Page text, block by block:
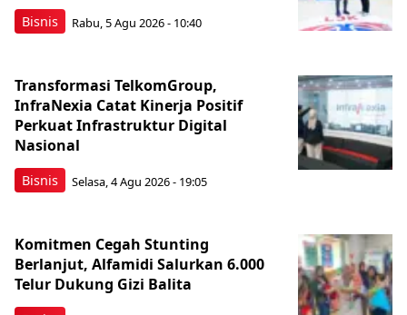
Bisnis Rabu, 5 Agu 2026 - 10:40
Bisnis
Transformasi TelkomGroup,
InfraNexia Catat Kinerja Positif
Perkuat Infrastruktur Digital
Nasional
Selasa, 4 Agu 2026 - 19:05
Komitmen Cegah Stunting
Berlanjut, Alfamidi Salurkan 6.000
Telur Dukung Gizi Balita